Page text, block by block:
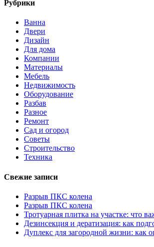
Рубрики
Ванна
Двери
Дизайн
Для дома
Компании
Материалы
Мебель
Недвижимость
Оборудование
Разбав
Разное
Ремонт
Сад и огород
Советы
Строительство
Техника
Свежие записи
Разрыв ПКС колена
Разрыв ПКС колена
Тротуарная плитка на участке: что
Дезинсекция и дератизация: как
Дуплекс для загородной жизни: как